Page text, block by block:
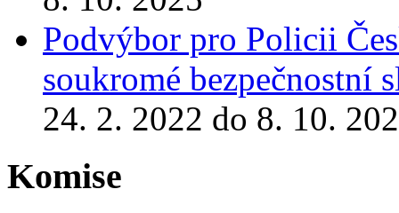
Podvýbor pro Policii
soukromé bezpečnostní
24. 2. 2022 do 8. 10.
Komise